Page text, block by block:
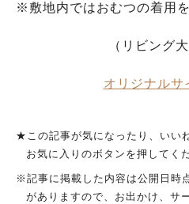
※敷地内ではおむつの着用
（リビング
オリジナルサ
★この記事が気になったり、いい
お気に入りのボタンを押してく
※記事に掲載した内容は公開日時
がありますので、お出かけ、サ